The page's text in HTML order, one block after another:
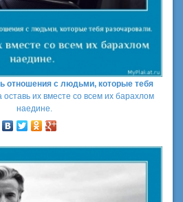
отношения с людьми, которые тебя
их вместе со всем их барахлом
наедине.